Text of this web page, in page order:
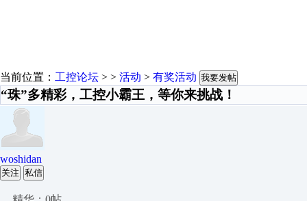
当前位置： 工控论坛 > > 活动 > 有奖活动 我要发帖
“珠”多精彩，工控小霸王，等你来挑战！
woshidan
关注 私信